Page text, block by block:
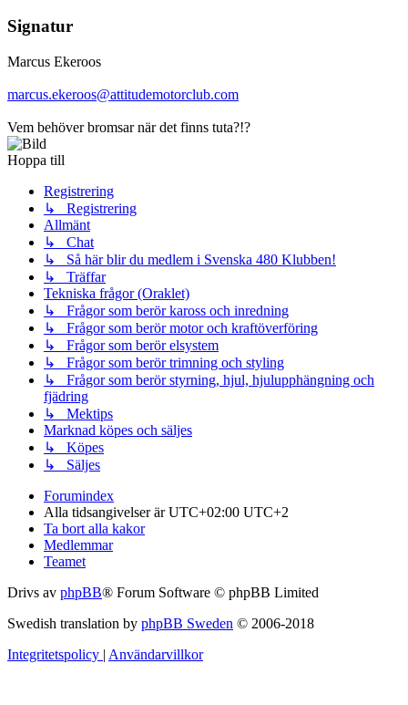
Signatur
Marcus Ekeroos
marcus.ekeroos@attitudemotorclub.com
Vem behöver bromsar när det finns tuta?!?
Hoppa till
Registrering
↳ Registrering
Allmänt
↳ Chat
↳ Så här blir du medlem i Svenska 480 Klubben!
↳ Träffar
Tekniska frågor (Oraklet)
↳ Frågor som berör kaross och inredning
↳ Frågor som berör motor och kraftöverföring
↳ Frågor som berör elsystem
↳ Frågor som berör trimning och styling
↳ Frågor som berör styrning, hjul, hjulupphängning och
fjädring
↳ Mektips
Marknad köpes och säljes
↳ Köpes
↳ Säljes
Forumindex
Alla tidsangivelser är UTC+02:00 UTC+2
Ta bort alla kakor
Medlemmar
Teamet
Drivs av phpBB® Forum Software © phpBB Limited
Swedish translation by phpBB Sweden © 2006-2018
Integritetspolicy | Användarvillkor